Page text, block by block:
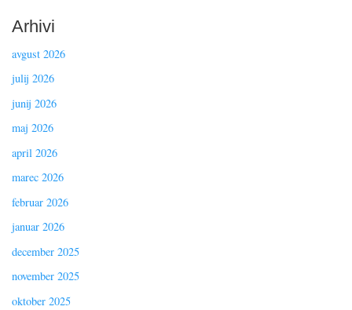
Arhivi
avgust 2026
julij 2026
junij 2026
maj 2026
april 2026
marec 2026
februar 2026
januar 2026
december 2025
november 2025
oktober 2025